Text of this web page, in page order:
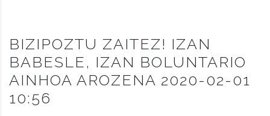
BIZIPOZTU ZAITEZ! IZAN
BABESLE, IZAN BOLUNTARIO
AINHOA AROZENA 2020-02-01
10:56